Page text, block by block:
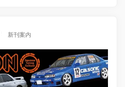
新刊案内